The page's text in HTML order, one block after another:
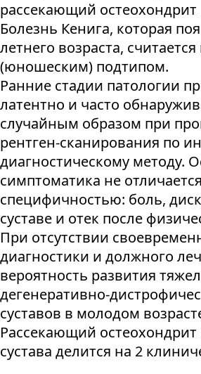
рассекающий остеохондрит
Болезнь Кенига, которая
летнего возраста,
(юношеским) подтипом.
Ранние стадии патологии
латентно и часто
случайным образом при
рентген-сканирования по
диагностическому методу.
симптоматика не отличается
специфичностью: боль,
суставе и отек после
При отсутствии
диагностики и должного
вероятность развития
дегенеративно-
суставов в молодом
Рассекающий остеохондрит
сустава делится на 2